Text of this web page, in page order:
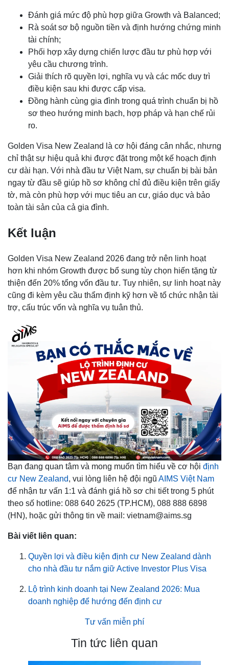
Đánh giá mức độ phù hợp giữa Growth và Balanced;
Rà soát sơ bộ nguồn tiền và định hướng chứng minh
tài chính;
Phối hợp xây dựng chiến lược đầu tư phù hợp với
yêu cầu chương trình.
Giải thích rõ quyền lợi, nghĩa vụ và các mốc duy trì
điều kiện sau khi được cấp visa.
Đồng hành cùng gia đình trong quá trình chuẩn bị hồ
sơ theo hướng minh bạch, hợp pháp và hạn chế rủi
ro.
Golden Visa New Zealand là cơ hội đáng cân nhắc, nhưng
chỉ thật sự hiệu quả khi được đặt trong một kế hoạch định
cư dài hạn. Với nhà đầu tư Việt Nam, sự chuẩn bị bài bản
ngay từ đầu sẽ giúp hồ sơ không chỉ đủ điều kiện trên giấy
tờ, mà còn phù hợp với mục tiêu an cư, giáo dục và bảo
toàn tài sản của cả gia đình.
Kết luận
Golden Visa New Zealand 2026 đang trở nên linh hoạt
hơn khi nhóm Growth được bổ sung tùy chọn hiến tặng từ
thiện đến 20% tổng vốn đầu tư. Tuy nhiên, sự linh hoạt này
cũng đi kèm yêu cầu thẩm định kỹ hơn về tổ chức nhận tài
trợ, cấu trúc vốn và nghĩa vụ tuân thủ.
Bạn đang quan tâm và mong muốn tìm hiểu về cơ hội định
cư New Zealand, vui lòng liên hệ đội ngũ AIMS Việt Nam
để nhận tư vấn 1:1 và đánh giá hồ sơ chi tiết trong 5 phút
theo số hotline: 088 640 2625 (TP.HCM), 088 888 6898
(HN), hoặc gửi thông tin về mail: vietnam@aims.sg
Bài viết liên quan:
Quyền lợi và điều kiện định cư New Zealand dành
cho nhà đầu tư nắm giữ Active Investor Plus Visa
Lộ trình kinh doanh tại New Zealand 2026: Mua
doanh nghiệp để hướng đến định cư
Tư vấn miễn phí
Tin tức liên quan